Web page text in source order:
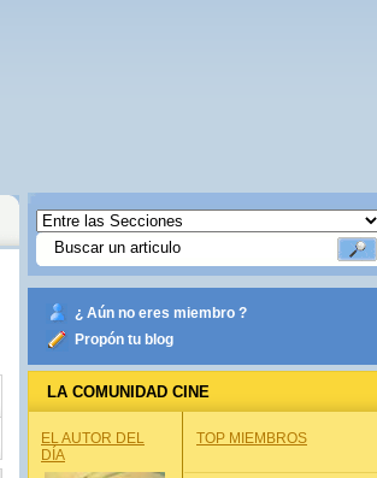
¿ Aún no eres miembro ?
Propón tu blog
LA COMUNIDAD CINE
EL AUTOR DEL
DÍA
TOP MIEMBROS